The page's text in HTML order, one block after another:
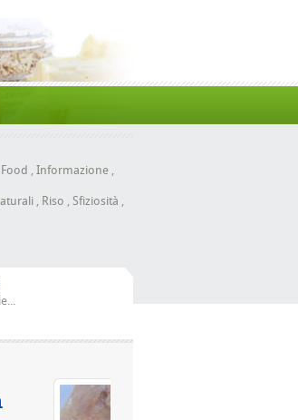
, Informazione ,
, Riso , Sfiziosità ,
scarola